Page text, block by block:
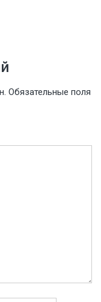
Обязательные поля